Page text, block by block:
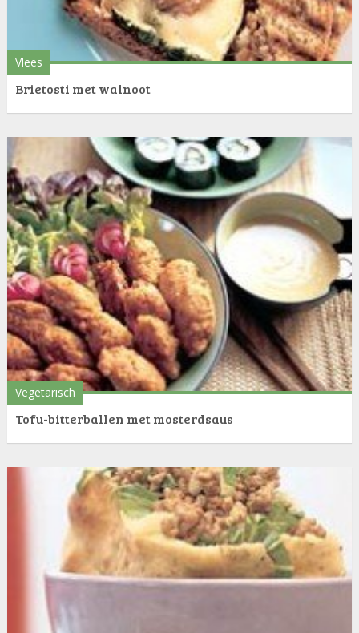
Vlees
Brietosti met walnoot
Vegetarisch
Tofu-bitterballen met mosterdsaus